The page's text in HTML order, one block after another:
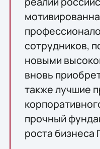
сотрудников,
новыми
вновь
также лучшие
прочный
роста бизнеса